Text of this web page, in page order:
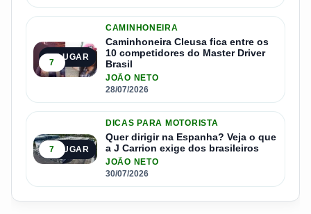
4º LUGAR
7
CAMINHONEIRA
Caminhoneira Cleusa fica entre os
10 competidores do Master Driver
Brasil
JOÃO NETO
28/07/2026
5º LUGAR
7
DICAS PARA MOTORISTA
Quer dirigir na Espanha? Veja o que
a J Carrion exige dos brasileiros
JOÃO NETO
30/07/2026